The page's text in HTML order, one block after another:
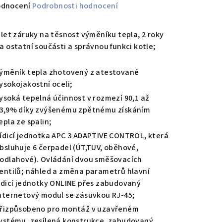
Podrobnosti hodnocení
let záruky na těsnost výměníku tepla, 2 roky
ostatní součásti a správnou funkci kotle;
tepla zhotovený z atestované
oceli;
tepelná účinnost v rozmezí 90,1 až
díky zvýšenému zpětnému získáním
ze spalin;
jednotka APC 3 ADAPTIVE CONTROL, která
6 čerpadel (ÚT,TUV, oběhové,
Ovládání dvou směšovacích
náhled a změna parametrů hlavní
jednotky ONLINE přes zabudovaný
modul se zásuvkou RJ-45;
pro montáž v uzavřeném